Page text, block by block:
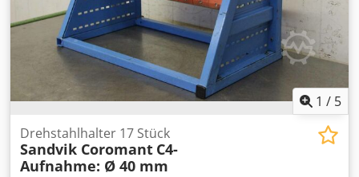
1 / 5
Drehstahlhalter 17 Stück
Sandvik Coromant C4-
Aufnahme: Ø 40 mm